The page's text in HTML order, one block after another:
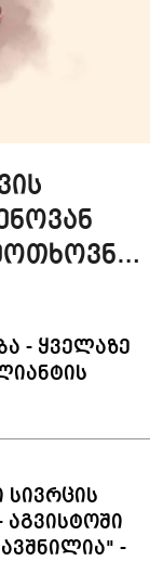
- ყველაზე
სივრცის
აგვისტოში
-